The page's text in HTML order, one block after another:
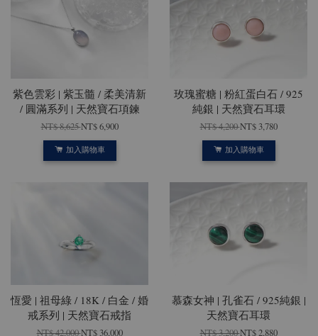
紫色雲彩 | 紫玉髓 / 柔美清新
/ 圓滿系列 | 天然寶石項鍊
NT$ 8,625NT$ 6,900
加入購物車
玫瑰蜜糖 | 粉紅蛋白石 / 925
純銀 | 天然寶石耳環
NT$ 4,200NT$ 3,780
加入購物車
恆愛 | 祖母綠 / 18K / 白金 / 婚
戒系列 | 天然寶石戒指
NT$ 42,000NT$ 36,000
慕森女神 | 孔雀石 / 925純銀 |
天然寶石耳環
NT$ 3,200NT$ 2,880